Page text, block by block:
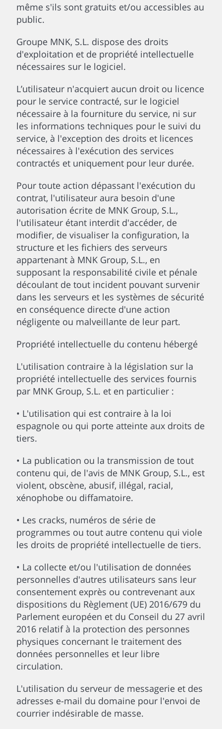
même s'ils sont gratuits et/ou accessibles au
public.
Groupe MNK, S.L. dispose des droits
d'exploitation et de propriété intellectuelle
nécessaires sur le logiciel.
L’utilisateur n'acquiert aucun droit ou licence
pour le service contracté, sur le logiciel
nécessaire à la fourniture du service, ni sur
les informations techniques pour le suivi du
service, à l'exception des droits et licences
nécessaires à l'exécution des services
contractés et uniquement pour leur durée.
Pour toute action dépassant l'exécution du
contrat, l'utilisateur aura besoin d'une
autorisation écrite de MNK Group, S.L.,
l'utilisateur étant interdit d'accéder, de
modifier, de visualiser la configuration, la
structure et les fichiers des serveurs
appartenant à MNK Group, S.L., en
supposant la responsabilité civile et pénale
découlant de tout incident pouvant survenir
dans les serveurs et les systèmes de sécurité
en conséquence directe d'une action
négligente ou malveillante de leur part.
Propriété intellectuelle du contenu hébergé
L'utilisation contraire à la législation sur la
propriété intellectuelle des services fournis
par MNK Group, S.L. et en particulier :
• L'utilisation qui est contraire à la loi
espagnole ou qui porte atteinte aux droits de
tiers.
• La publication ou la transmission de tout
contenu qui, de l'avis de MNK Group, S.L., est
violent, obscène, abusif, illégal, racial,
xénophobe ou diffamatoire.
• Les cracks, numéros de série de
programmes ou tout autre contenu qui viole
les droits de propriété intellectuelle de tiers.
• La collecte et/ou l'utilisation de données
personnelles d'autres utilisateurs sans leur
consentement exprès ou contrevenant aux
dispositions du Règlement (UE) 2016/679 du
Parlement européen et du Conseil du 27 avril
2016 relatif à la protection des personnes
physiques concernant le traitement des
données personnelles et leur libre
circulation.
L'utilisation du serveur de messagerie et des
adresses e-mail du domaine pour l'envoi de
courrier indésirable de masse.